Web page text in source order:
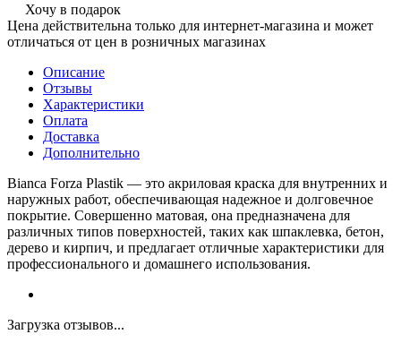
Хочу в подарок
Цена действительна только для интернет-магазина и может
отличаться от цен в розничных магазинах
Описание
Отзывы
Характеристики
Оплата
Доставка
Дополнительно
Bianca Forza Plastik — это акриловая краска для внутренних и
наружных работ, обеспечивающая надежное и долговечное
покрытие. Совершенно матовая, она предназначена для
различных типов поверхностей, таких как шпаклевка, бетон,
дерево и кирпич, и предлагает отличные характеристики для
профессионального и домашнего использования.
Загрузка отзывов...